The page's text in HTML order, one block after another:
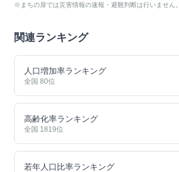
※まちの扉では災害情報の速報・避難判断は行いません。
関連ランキング
人口増加率ランキング
全国 80位
高齢化率ランキング
全国 1819位
若年人口比率ランキング